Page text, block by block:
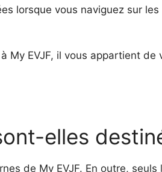
lorsque vous naviguez sur
My EVJF, il vous appartient
elles
de My EVJF. En outre,